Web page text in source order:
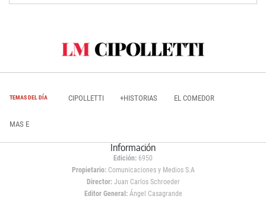
TEMAS DEL DÍA CIPOLLETTI +HISTORIAS EL COMEDOR
MAS E
Información
Edición: 6950
Propietario:Comunicaciones y Medios S.A
Director: Juan Carlos Schroeder
Editor General:Ángel Casagrande